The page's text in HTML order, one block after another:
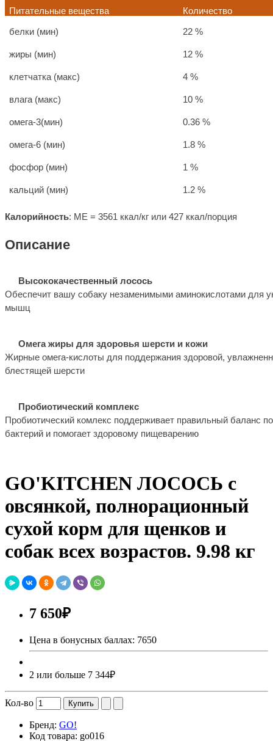
Питательные вещества
Количество
белки (мин)
22 %
жиры (мин) 12 %
клетчатка (макс) 4 %
влага (макс) 10 %
омега-3(мин) 0.36 %
омега-6 (мин) 1.8 %
фосфор (мин) 1 %
кальций (мин) 1.2 %
Калорийность: ME = 3561 ккал/кг или 427 ккал/порция
Описание
Высококачественный лосось
Обеспечит вашу собаку незаменимыми аминокислотами для
мышц
Омега жиры для здоровья шерсти и кожи
Жирные омега-кислоты для поддержания здоровой,
блестящей шерсти
Пробиотический комплекс
Пробиотический комлекс поддерживает правильный баланс
бактерий и помогает здоровому пищеварению
GO'KITCHEN ЛОСОСЬ с
овсянкой, полнорационный
сухой корм для щенков и
собак всех возрастов. 9.98 кг
7 650₽
Цена в бонусных баллах: 7650
2 или больше 7 344₽
Кол-во Купить
Бренд: GO!
Код товара: go016